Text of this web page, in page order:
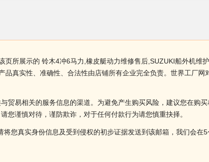
所展示的 铃木4冲6马力,橡皮艇动力维修售后,SUZUKI船外机维
真实性、准确性、合法性由店铺所有企业完全负责。世界工厂网
贸易相关的服务信息的渠道。为避免产生购买风险，建议您在购
谨慎对待，谨防欺诈，对于任何付款行为请您慎重抉择。
您真实身份信息及受到侵权的初步证据发送到该邮箱，我们会在